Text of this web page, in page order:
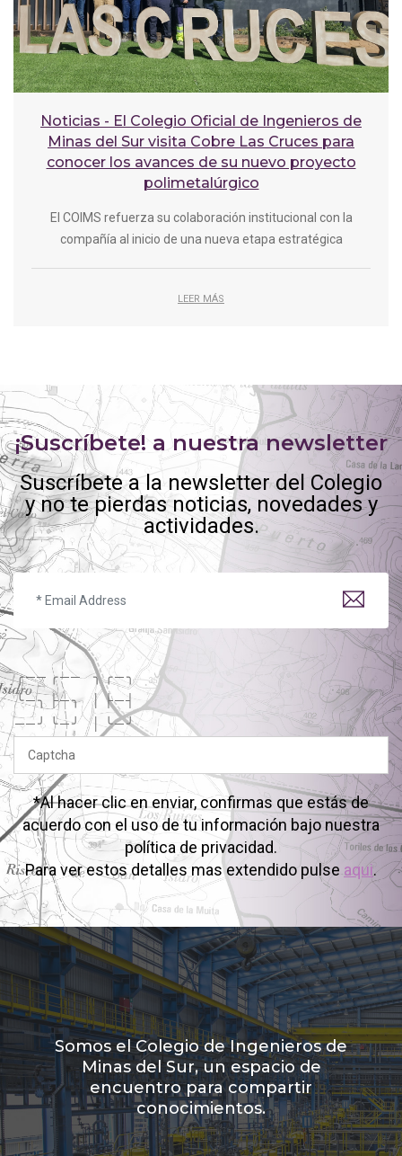
Noticias - El Colegio Oficial de Ingenieros de
Minas del Sur visita Cobre Las Cruces para
conocer los avances de su nuevo proyecto
polimetalúrgico
El COIMS refuerza su colaboración institucional con la
compañía al inicio de una nueva etapa estratégica
LEER MÁS
¡Suscríbete! a nuestra newsletter
Suscríbete a la newsletter del Colegio
y no te pierdas noticias, novedades y
actividades.
╭──
╰─╮
──╯
╭──
├─╮
╰─╯
╮
│
╭─╮
├─┤
╰─╯
*Al hacer clic en enviar, confirmas que estás de
acuerdo con el uso de tu información bajo nuestra
política de privacidad.
Para ver estos detalles mas extendido pulse aqui.
Somos el Colegio de Ingenieros de
Minas del Sur, un espacio de
encuentro para compartir
conocimientos.